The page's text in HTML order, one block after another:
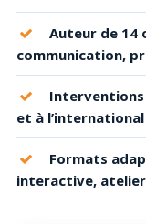
Auteur de 14
communication,
Interventions
et à l’international
Formats
interactive,